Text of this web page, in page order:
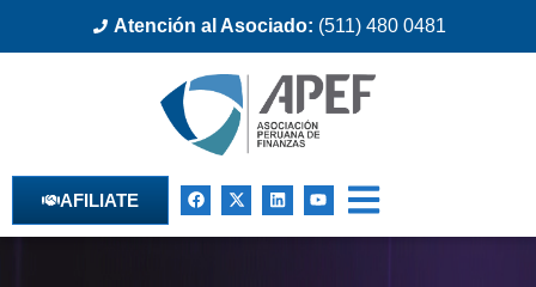
Atención al Asociado: (511) 480 0481
AFILIATE